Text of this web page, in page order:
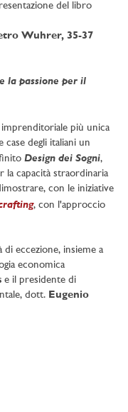
del libro
Wuhrer, 35-37
la passione per il
più unica
degli italiani un
Design dei Sogni,
capacità straordinaria
con le iniziative
, con l'approccio
di eccezione, insieme a
economica
e il presidente di
dott. Eugenio